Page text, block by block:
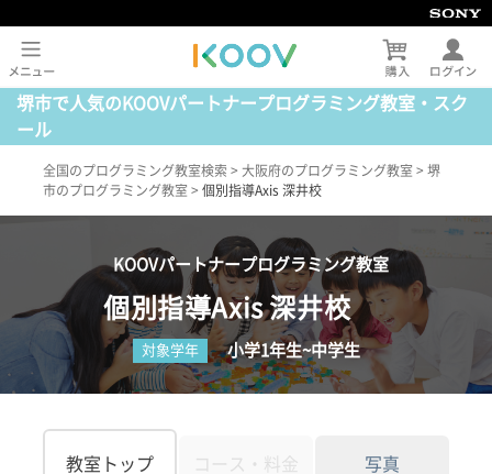
堺市で人気のKOOVパートナープログラミング教室・スク
ール
全国のプログラミング教室検索 > 大阪府のプログラミング教室 > 堺
市のプログラミング教室 > 個別指導Axis 深井校
KOOVパートナープログラミング教室
個別指導Axis 深井校
対象学年 小学1年生~中学生
教室トップ コース・料金 写真